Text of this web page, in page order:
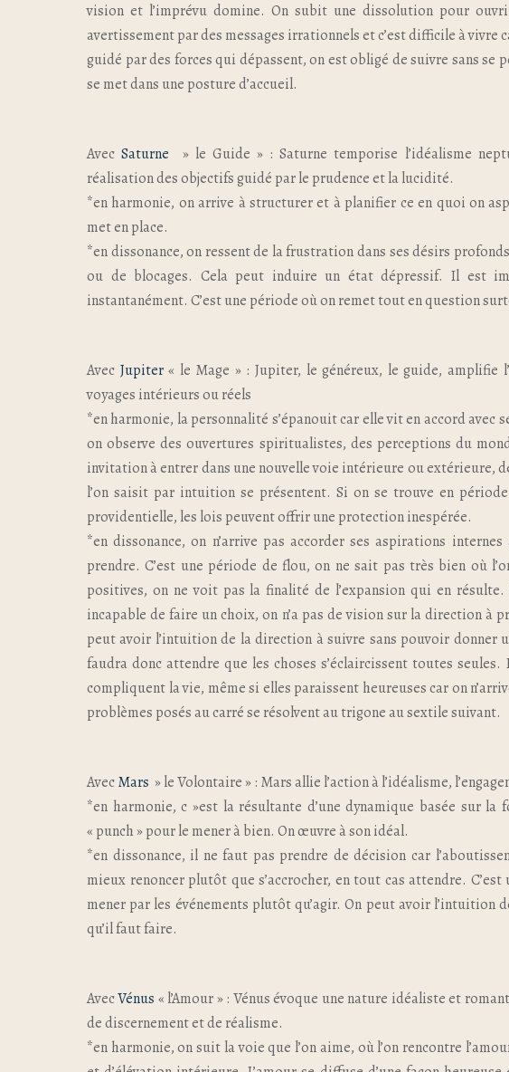
vision et l’imprévu domine. On subit une dissolution pour
avertissement par des messages irrationnels et c’est difficile à vivre
guidé par des forces qui dépassent, on est obligé de suivre sans se
se met dans une posture d’accueil.
AvecSaturne » le Guide » : Saturne temporise l’idéalisme
réalisation des objectifs guidé par le prudence et la lucidité.
*en harmonie, on arrive à structurer et à planifier ce en quoi on
met en place.
*en dissonance, on ressent de la frustration dans ses désirs
ou de blocages. Cela peut induire un état dépressif. Il est
instantanément. C’est une période où on remet tout en question
Avec Jupiter« le Mage » : Jupiter, le généreux, le guide, amplifie
voyages intérieurs ou réels
*en harmonie, la personnalité s’épanouit car elle vit en accord avec
on observe des ouvertures spiritualistes, des perceptions du
invitation à entrer dans une nouvelle voie intérieure ou extérieure,
l’on saisit par intuition se présentent. Si on se trouve en
providentielle, les lois peuvent offrir une protection inespérée.
*en dissonance, on n’arrive pas accorder ses aspirations
prendre. C’est une période de flou, on ne sait pas très bien où
positives, on ne voit pas la finalité de l’expansion qui en
incapable de faire un choix, on n’a pas de vision sur la direction à
peut avoir l’intuition de la direction à suivre sans pouvoir
faudra donc attendre que les choses s’éclaircissent toutes
compliquent la vie, même si elles paraissent heureuses car on
problèmes posés au carré se résolvent au trigone au sextile suivant.
AvecMars » le Volontaire » : Mars allie l’action à l’idéalisme,
*en harmonie, c »est la résultante d’une dynamique basée sur
« punch » pour le mener à bien. On œuvre à son idéal.
*en dissonance, il ne faut pas prendre de décision car
mieux renoncer plutôt que s’accrocher, en tout cas attendre.
mener par les événements plutôt qu’agir. On peut avoir l’intuition
qu’il faut faire.
AvecVénus « l’Amour » : Vénus évoque une nature idéaliste et
de discernement et de réalisme.
*en harmonie, on suit la voie que l’on aime, où l’on rencontre